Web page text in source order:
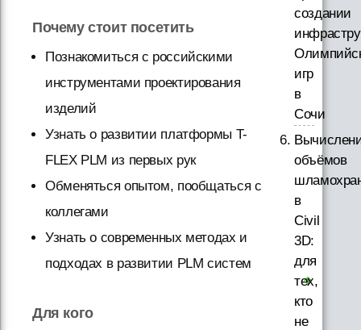
Почему стоит посетить
Познакомиться с российскими
инструментами проектирования
изделий
Узнать о развитии платформы T-
FLEX PLM из первых рук
Обменяться опытом, пообщаться с
коллегами
Узнать о современных методах и
подходах в развитии PLM систем
Для кого
создании
игр
в
Сочи
объёмов
в
Civil
3D:
для
тех,
кто
не